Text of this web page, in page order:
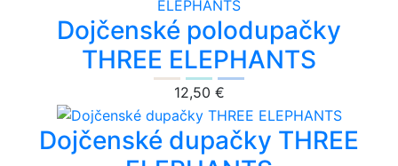
Dojčenské polodupačky
THREE ELEPHANTS
12,50 €
Dojčenské dupačky THREE